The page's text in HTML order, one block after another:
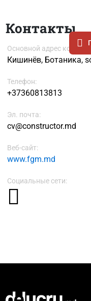
Контакты
Основной адрес
Кишинёв, Ботаника,
Телефон:
+37360813813
Эл. почта:
cv@constructor.md
Веб-сайт:
www.fgm.md
Социальные сети: